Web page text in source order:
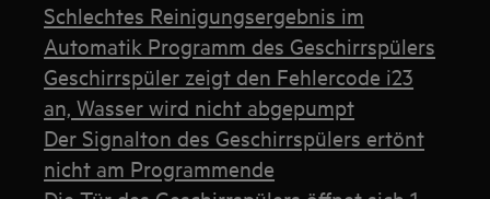
Schlechtes Reinigungsergebnis im
Automatik Programm des Geschirrspülers
Geschirrspüler zeigt den Fehlercode i23
an, Wasser wird nicht abgepumpt
Der Signalton des Geschirrspülers ertönt
nicht am Programmende